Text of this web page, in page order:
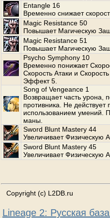
Entangle 16
Временно снижает
Magic Resistance 50
Повышает Магическую
Magic Resistance 51
Повышает Магическую
Psycho Symphony 10
Временно понижает
Скорость Атаки и
Эффект 5.
Song of Vengeance 1
Возвращает часть урона,
противника. Не действует
использованием умений.
маны.
Sword Blunt Mastery 44
Увеличивает Физическую
Sword Blunt Mastery 45
Увеличивает Физическую
Copyright (c) L2DB.ru
Lineage 2: Русская